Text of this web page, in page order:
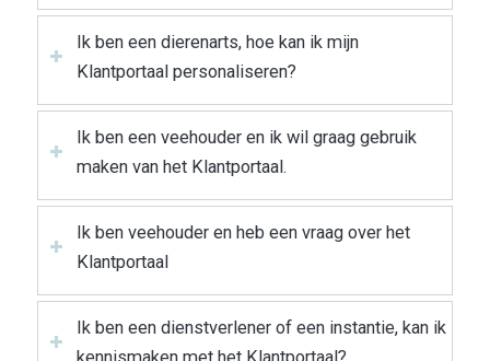
Ik ben een dierenarts, hoe kan ik mijn
Klantportaal personaliseren?
Ik ben een veehouder en ik wil graag gebruik
maken van het Klantportaal.
Ik ben veehouder en heb een vraag over het
Klantportaal
Ik ben een dienstverlener of een instantie, kan ik